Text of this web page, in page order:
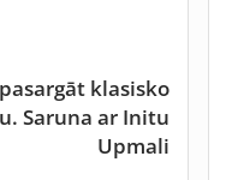
klasisko
Saruna ar Initu
Upmali